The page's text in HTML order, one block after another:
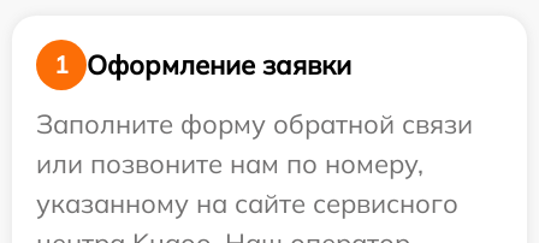
1
Оформление заявки
Заполните форму обратной связи
или позвоните нам по номеру,
указанному на сайте сервисного